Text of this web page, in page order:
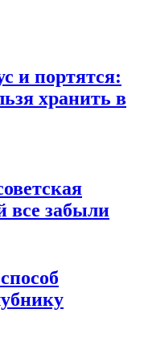
и портятся:
хранить в
все забыли